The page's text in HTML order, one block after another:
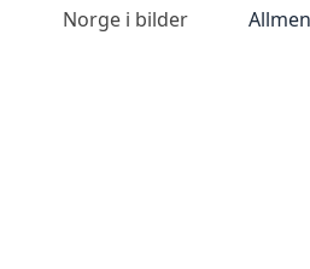
Norge i bilder